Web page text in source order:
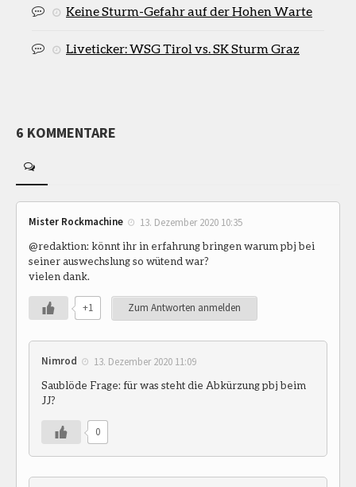
Keine Sturm-Gefahr auf der Hohen Warte
Liveticker: WSG Tirol vs. SK Sturm Graz
6 KOMMENTARE
Mister Rockmachine 13. Dezember 2020 10:35
@redaktion: könnt ihr in erfahrung bringen warum pbj bei
seiner auswechslung so wütend war?
vielen dank.
+1 Zum Antworten anmelden
Nimrod 13. Dezember 2020 11:09
Saublöde Frage: für was steht die Abkürzung pbj beim
JJ?
0